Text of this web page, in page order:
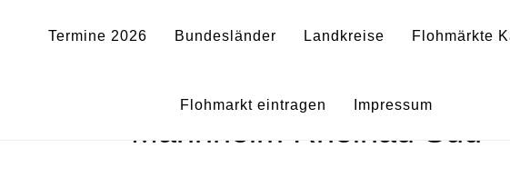
Termine 2026 Bundesländer Landkreise Flohmärkte
Flohmarkt eintragen Impressum
Kleidungs-, Möbel- und
Mannheim Rheinau Süd